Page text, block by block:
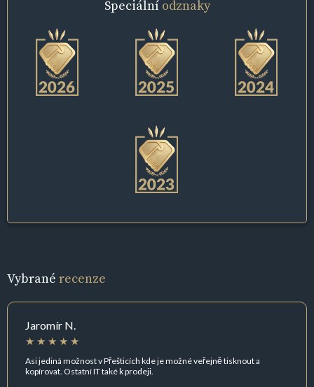
Speciální odznaky
Vybrané recenze
Jaromír N.
Asi jediná možnost v Přešticích kde je možné veřejně tisknout a
kopírovat. Ostatní IT také k prodeji.